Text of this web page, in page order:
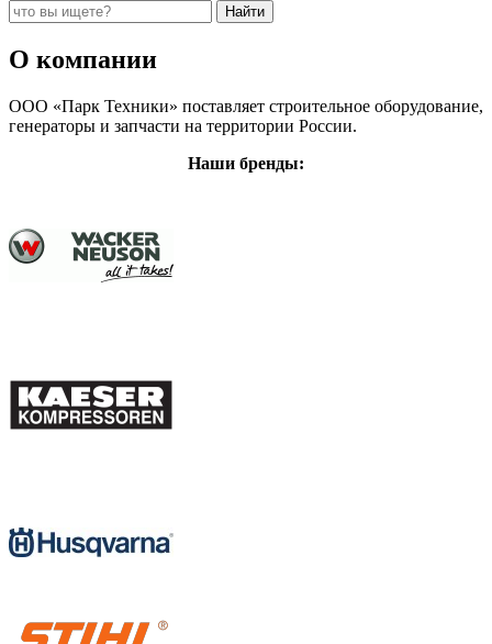
О компании
ООО «Парк Техники» поставляет строительное оборудование,
генераторы и запчасти на территории России.
Наши бренды: